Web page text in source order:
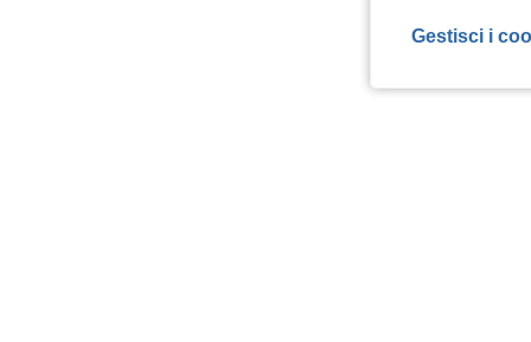
Gestisci i